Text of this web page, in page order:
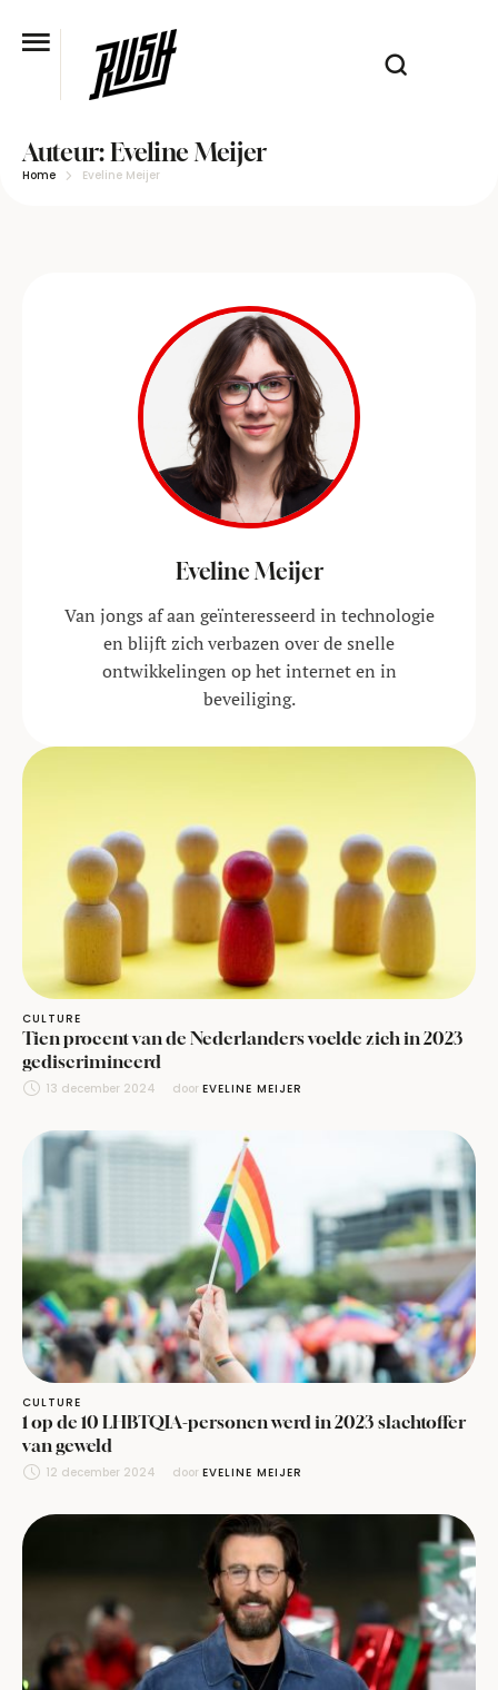
Auteur:Eveline Meijer
Home Eveline Meijer
Eveline Meijer
Van jongs af aan geïnteresseerd in technologie
en blijft zich verbazen over de snelle
ontwikkelingen op het internet en in
beveiliging.
CULTURE
Tien procent van de Nederlanders voelde zich in 2023
gediscrimineerd
13 december 2024 door EVELINE MEIJER
CULTURE
1 op de 10 LHBTQIA-personen werd in 2023 slachtoffer
van geweld
12 december 2024 door EVELINE MEIJER